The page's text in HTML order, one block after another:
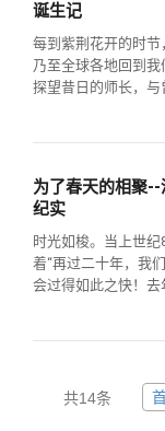
诞生记
每到紫荆花开的时
乃至全球各地回到
探望昔日的师长，与
为了春天的相聚
纪实
时光如梭。当上世
着“再过二十年，我
会过得如此之快！去
共14条